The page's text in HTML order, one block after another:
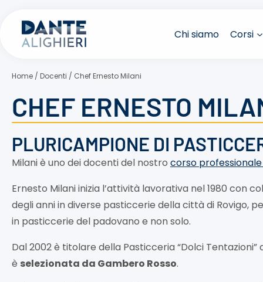
contenuto
Chi siamo Corsi
Home / Docenti / Chef Ernesto Milani
CHEF ERNESTO
PLURICAMPIONE DI
Milani è uno dei docenti del nostro corso
Ernesto Milani inizia l’attività lavorativa nel 1980 con
degli anni in diverse pasticcerie della città di Rovigo,
in pasticcerie del padovano e non solo.
Dal 2002 è titolare della Pasticceria “Dolci Tentazioni”
è selezionata da Gambero Rosso.